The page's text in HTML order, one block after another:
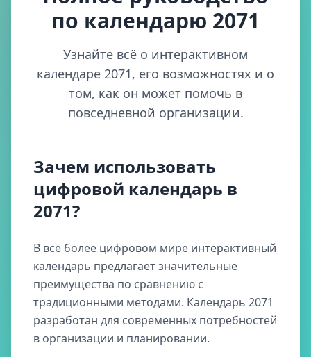
по календарю 2071
Узнайте всё о интерактивном
календаре 2071, его возможностях и о
том, как он может помочь в
повседневной организации.
Зачем использовать
цифровой календарь в
2071?
В всё более цифровом мире интерактивный
календарь предлагает значительные
преимущества по сравнению с
традиционными методами. Календарь 2071
разработан для современных потребностей
в организации и планировании.